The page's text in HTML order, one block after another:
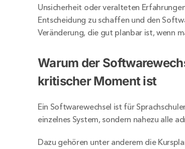
Unsicherheit oder veralteten
Entscheidung zu schaffen und den
Veränderung, die gut planbar ist, wenn
Warum der
kritischer Moment ist
Ein Softwarewechsel ist für
einzelnes System, sondern nahezu alle
Dazu gehören unter anderem die